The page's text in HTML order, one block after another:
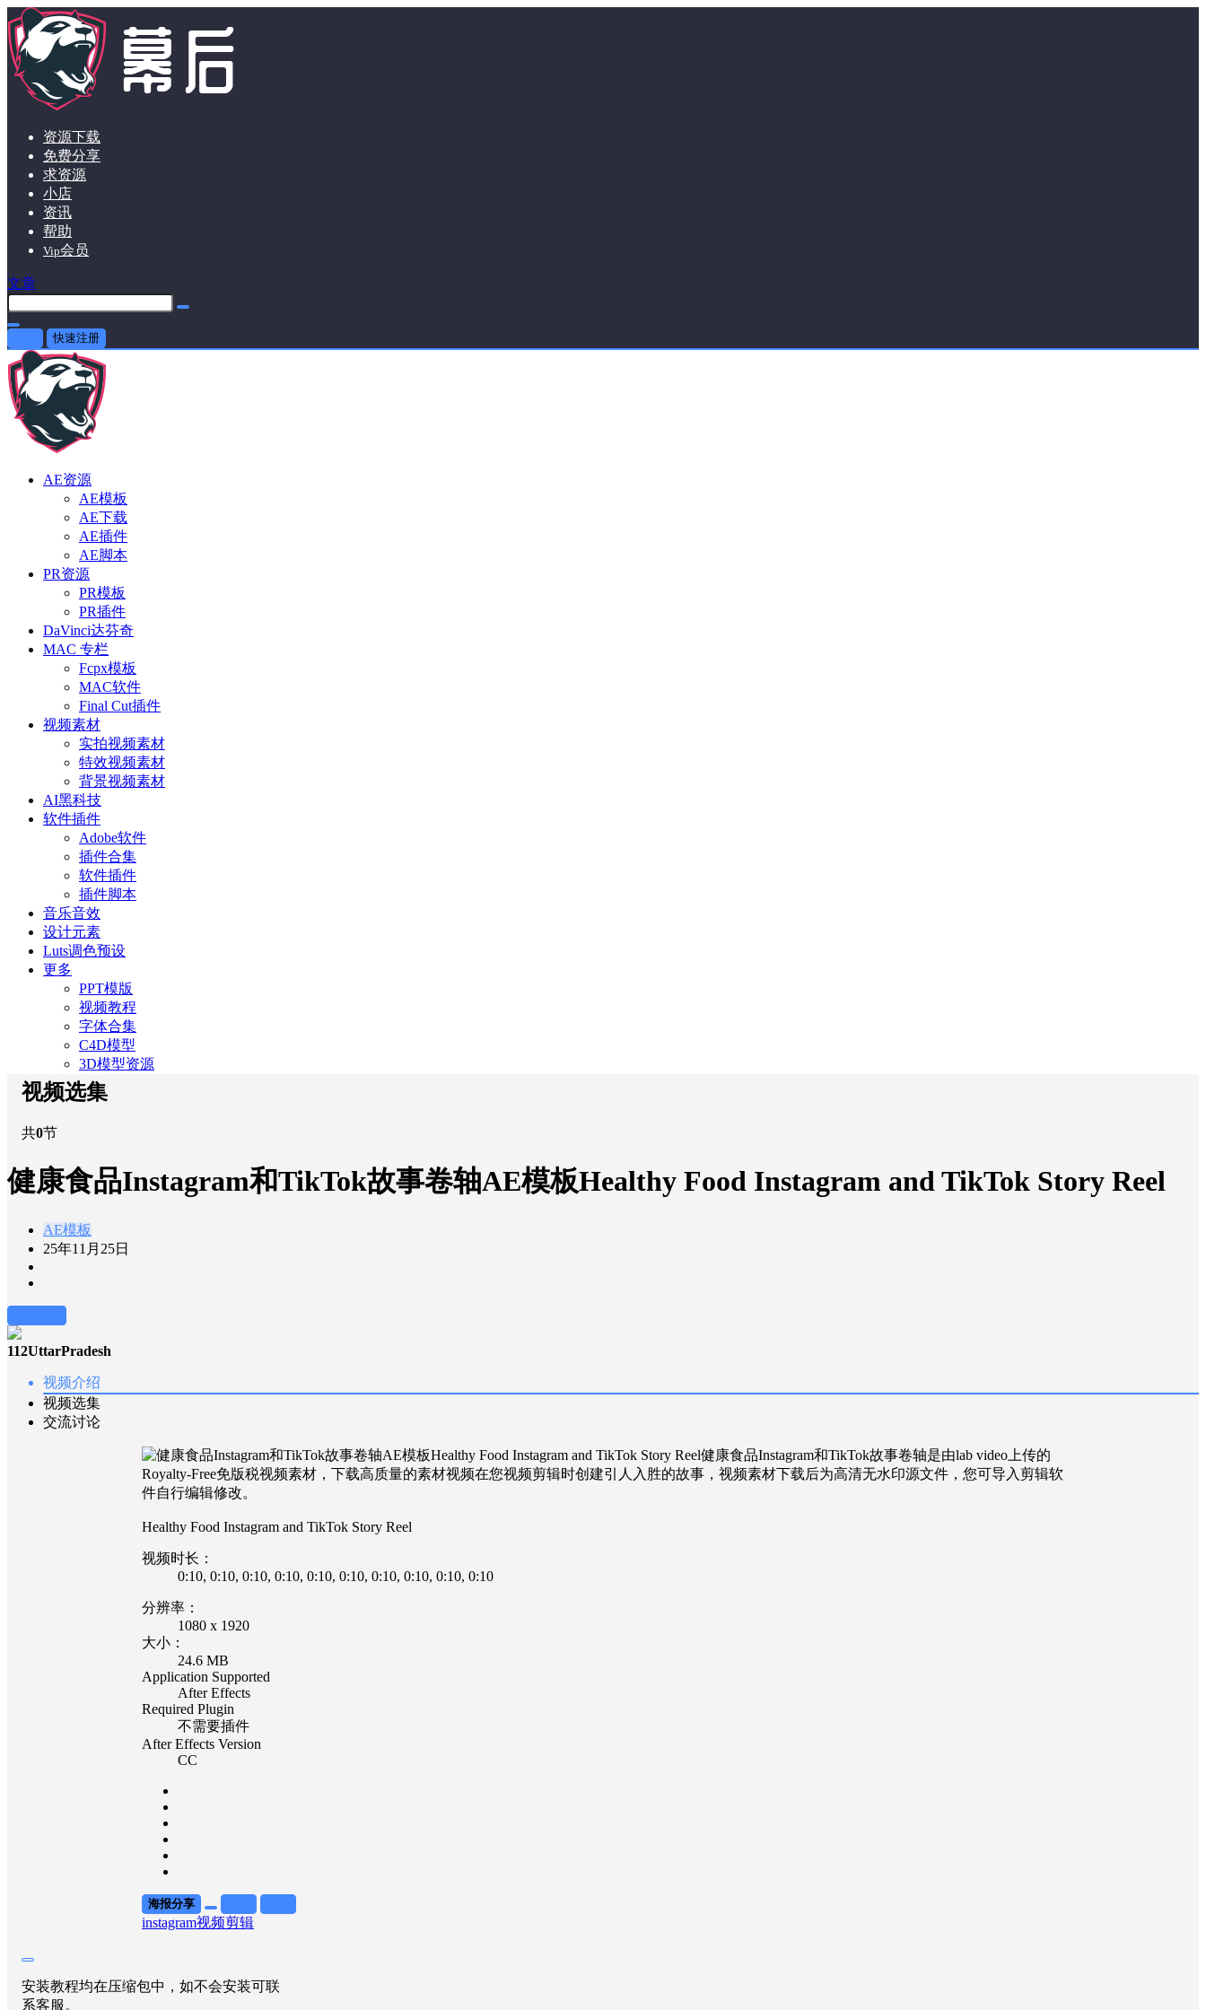
资源下载
免费分享
求资源
小店
资讯
帮助
Vip会员
文章
快速注册
AE资源
AE模板
AE下载
AE插件
AE脚本
PR资源
PR模板
PR插件
DaVinci达芬奇
MAC 专栏
Fcpx模板
MAC软件
Final Cut插件
视频素材
实拍视频素材
特效视频素材
背景视频素材
AI黑科技
软件插件
Adobe软件
插件合集
软件插件
插件脚本
音乐音效
设计元素
Luts调色预设
更多
PPT模版
视频教程
字体合集
C4D模型
3D模型资源
视频选集
共0节
健康食品Instagram和TikTok故事卷轴AE模板Healthy Food Instagram and TikTok Story Reel
AE模板
25年11月25日
112UttarPradesh
视频介绍
视频选集
交流讨论
健康食品Instagram和TikTok故事卷轴是由lab video上传的
Royalty-Free免版税视频素材，下载高质量的素材视频在您视频剪辑时创建引人入胜的故事，视频素材下载后为高清无水印源文件，您可导入剪辑软
件自行编辑修改。
Healthy Food Instagram and TikTok Story Reel
视频时长：
0:10, 0:10, 0:10, 0:10, 0:10, 0:10, 0:10, 0:10, 0:10, 0:10
分辨率：
1080 x 1920
大小：
24.6 MB
Application Supported
After Effects
Required Plugin
不需要插件
After Effects Version
CC
海报分享
instagram视频剪辑
安装教程均在压缩包中，如不会安装可联
系客服。